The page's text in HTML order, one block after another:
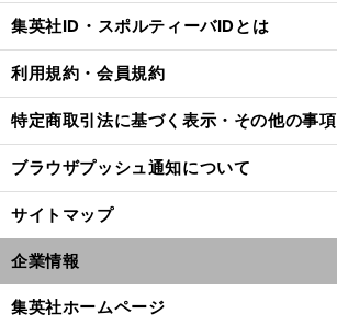
集英社ID・スポルティーバIDとは
利用規約・会員規約
特定商取引法に基づく表示・その他の事項
ブラウザプッシュ通知について
サイトマップ
企業情報
集英社ホームページ